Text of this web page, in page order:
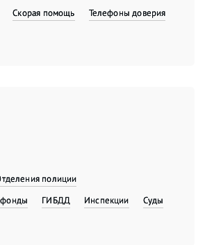
Скорая помощь
Телефоны доверия
полиции
фонды
ГИБДД Инспекции Суды